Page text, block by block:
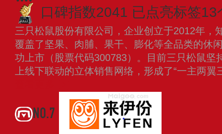
口碑指数2041 已点亮标签13
三只松鼠股份有限公司，企业创立于2012年，
覆盖了坚果、肉脯、果干、膨化等全品类的休
功上市（股票代码300783）。目前三只松鼠坚
上线下联动的立体销售网络，形成了“一主两
NO.7